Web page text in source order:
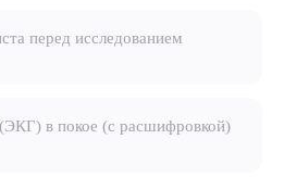
ЗВОНОК
перед исследованием
в покое (с расшифровкой)